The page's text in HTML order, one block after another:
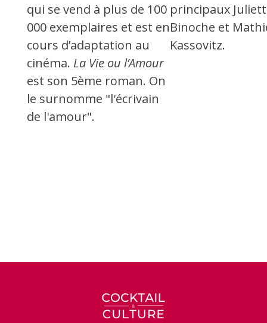
qui se vend à plus de 100
000 exemplaires et est en
cours d’adaptation au
cinéma. La Vie ou l’Amour
est son 5ème roman. On
le surnomme "l'écrivain
de l'amour".
principaux
Binoche et
Kassovitz.